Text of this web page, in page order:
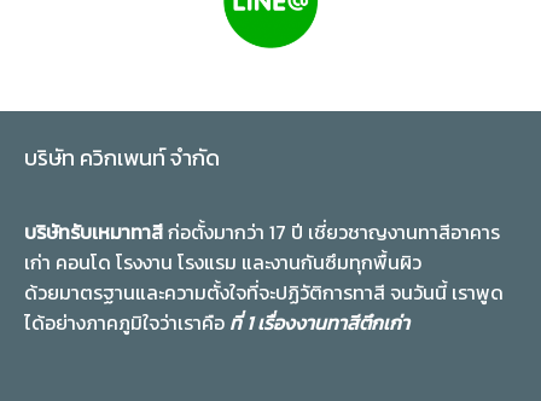
บริษัท ควิกเพนท์ จำกัด
บริษัทรับเหมาทาสีก่อตั้งมากว่า 17 ปี เชี่ยวชาญงานทาสีอาคาร
เก่า คอนโด โรงงาน โรงแรม และงานกันซึมทุกพื้นผิว
ด้วยมาตรฐานและความตั้งใจที่จะปฏิวัติการทาสี จนวันนี้ เราพูด
ได้อย่างภาคภูมิใจว่าเราคือ ที่ 1 เรื่องงานทาสีตึกเก่า